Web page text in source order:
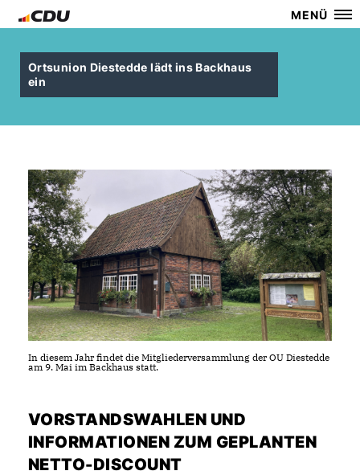
MENÜ
Ortsunion Diestedde lädt ins Backhaus
ein
In diesem Jahr findet die Mitgliederversammlung der OU Diestedde
am 9. Mai im Backhaus statt.
VORSTANDSWAHLEN UND
INFORMATIONEN ZUM GEPLANTEN
NETTO-DISCOUNT